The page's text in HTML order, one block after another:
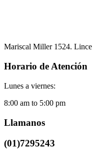
Mariscal Miller 1524. Lince
Horario de Atención
Lunes a viernes:
8:00 am to 5:00 pm
Llamanos
(01)7295243